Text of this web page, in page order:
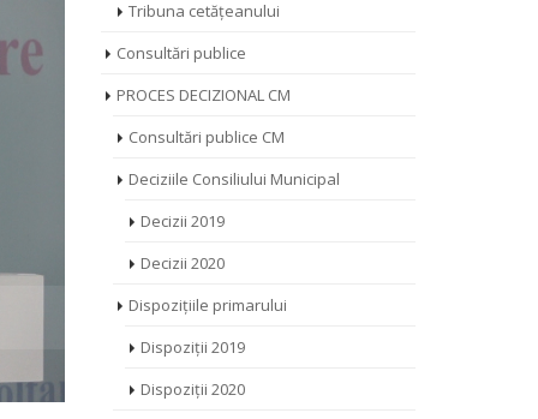
Tribuna cetățeanului
Consultări publice
PROCES DECIZIONAL CM
Consultări publice CM
Deciziile Consiliului Municipal
Decizii 2019
Decizii 2020
Dispozițiile primarului
Dispoziții 2019
Dispoziții 2020